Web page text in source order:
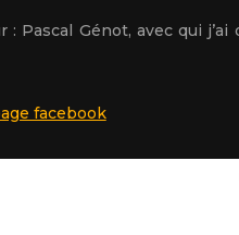
: Pascal Génot, avec qui
facebook